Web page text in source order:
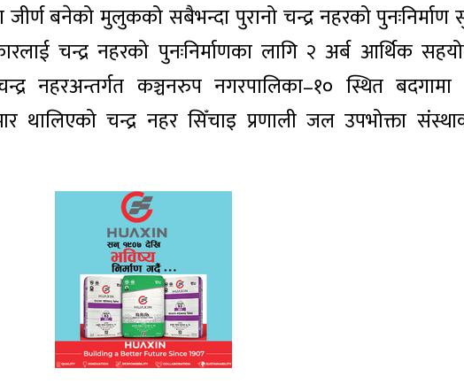
जीर्ण बनेको मुलुकको सबैभन्दा पुरानो चन्द्र नहरको
चन्द्र नहरको पुनःनिर्माणका लागि २ अर्ब आर्थिक
नहरअन्तर्गत कञ्चनरुप नगरपालिका–१० स्थित
थालिएको चन्द्र नहर सिँचाइ प्रणाली जल उपभोक्ता